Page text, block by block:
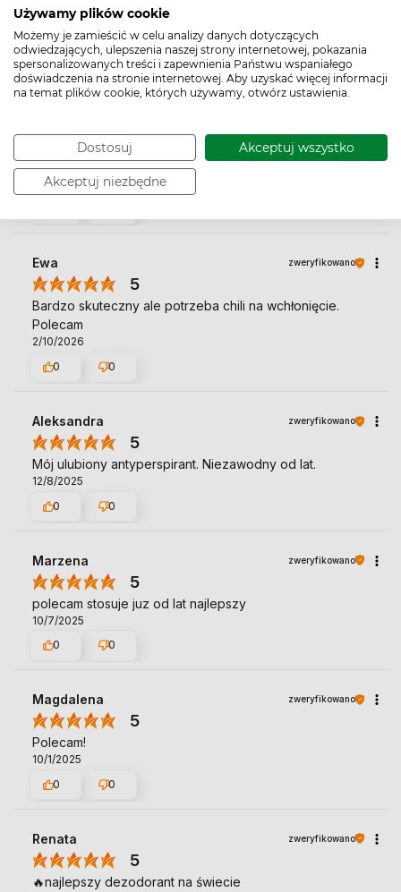
Używamy plików cookie
Możemy je zamieścić w celu analizy danych dotyczących
odwiedzających, ulepszenia naszej strony internetowej, pokazania
spersonalizowanych treści i zapewnienia Państwu wspaniałego
doświadczenia na stronie internetowej. Aby uzyskać więcej informacji
na temat plików cookie, których używamy, otwórz ustawienia.
Dostosuj Akceptuj wszystko
Akceptuj niezbędne
przyjemny zapach, który nie drażni. Kulka rozprowadza
się gładko i równomiernie.
4/20/2026
0
0
5
Super antyspirant,polecam,nie brudzi ubrań 😆
3/28/2026
Ewa zweryfikowano
5
Bardzo skuteczny ale potrzeba chili na wchłonięcie.
Polecam
2/10/2026
0
0
Aleksandra zweryfikowano
5
Mój ulubiony antyperspirant. Niezawodny od lat.
12/8/2025
0
0
Marzena zweryfikowano
5
polecam stosuje juz od lat najlepszy
10/7/2025
0
0
Magdalena zweryfikowano
5
Polecam!
10/1/2025
0
0
Renata zweryfikowano
5
🔥najlepszy dezodorant na świecie